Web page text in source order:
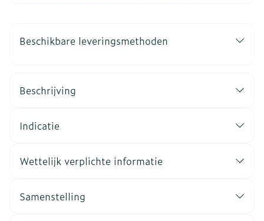
Beschikbare leveringsmethoden
Beschrijving
Indicatie
Wettelijk verplichte informatie
Samenstelling